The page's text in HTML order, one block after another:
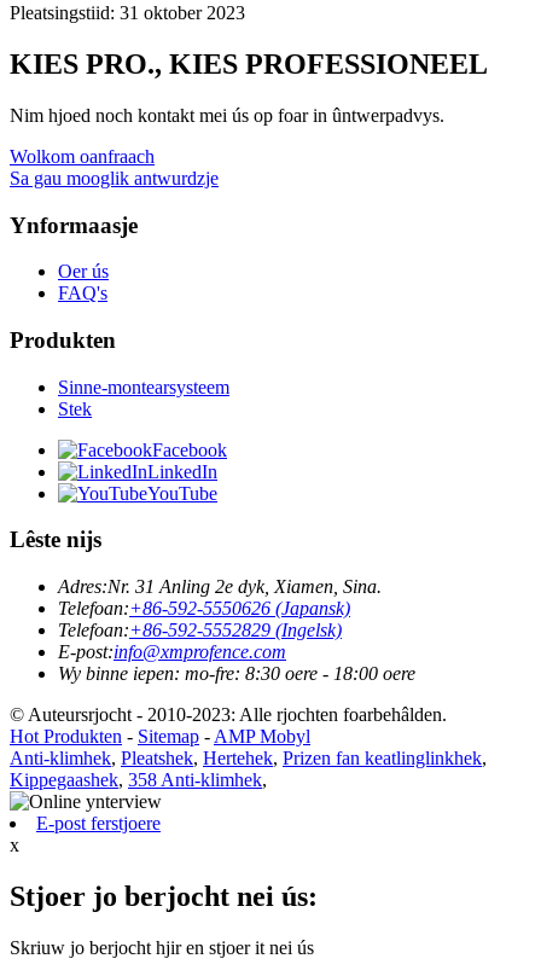
Pleatsingstiid: 31 oktober 2023
KIES PRO., KIES PROFESSIONEEL
Nim hjoed noch kontakt mei ús op foar in ûntwerpadvys.
Wolkom oanfraach
Sa gau mooglik antwurdzje
Ynformaasje
Oer ús
FAQ's
Produkten
Sinne-montearsysteem
Stek
Facebook
LinkedIn
YouTube
Lêste nijs
Adres:Nr. 31 Anling 2e dyk, Xiamen, Sina.
Telefoan:+86-592-5550626 (Japansk)
Telefoan:+86-592-5552829 (Ingelsk)
E-post:info@xmprofence.com
Wy binne iepen: mo-fre: 8:30 oere - 18:00 oere
© Auteursrjocht - 2010-2023: Alle rjochten foarbehâlden.
Hot Produkten - Sitemap - AMP Mobyl
Anti-klimhek, Pleatshek, Hertehek, Prizen fan keatlinglinkhek,
Kippegaashek, 358 Anti-klimhek,
E-post ferstjoere
x
Stjoer jo berjocht nei ús:
Skriuw jo berjocht hjir en stjoer it nei ús